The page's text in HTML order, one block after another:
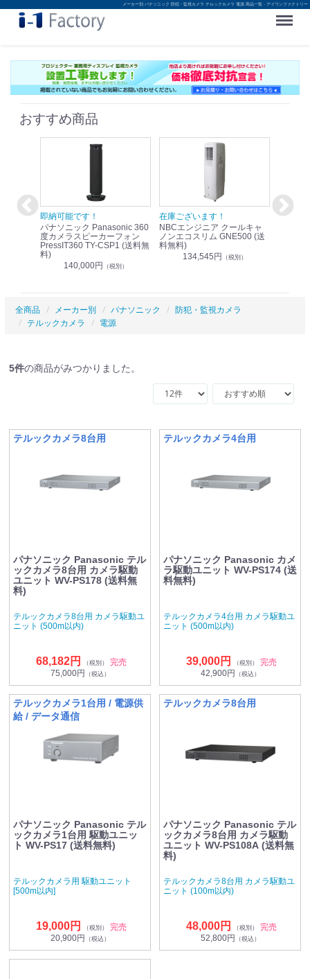
メーカー別 パナソニック 防犯・監視カメラ テルックカメラ 電源 商品一覧 - アイワンファクトリー
Menu
おすすめ商品
即納可能です！
パナソニック Panasonic 360
度カメラスピーカーフォン
PressIT360 TY-CSP1 (送料無
料)
140,000円 （税別）
在庫ございます！
NBCエンジニア クールキャ
ノンエコスリム GNE500 (送
料無料)
134,545円 （税別）
即納可
全商品 メーカー別 パナソニック
防犯・監視カメラ
テルックカメラ
電源
5件の商品がみつかりました。
テルックカメラ8台用
パナソニック Panasonic テル
ックカメラ8台用 カメラ駆動
ユニット WV-PS178 (送料無
料)
テルックカメラ8台用 カメラ駆動ユ
ニット (500m以内)
68,182円 （税別）
完売
75,000円 （税込）
テルックカメラ4台用
パナソニック Panasonic カメ
ラ駆動ユニット WV-PS174 (送
料無料)
テルックカメラ4台用 カメラ駆動ユ
ニット (500m以内)
39,000円 （税別）
完売
42,900円 （税込）
テルックカメラ1台用 / 電源供
給 / データ通信
パナソニック Panasonic テル
ックカメラ1台用 駆動ユニッ
ト WV-PS17 (送料無料)
テルックカメラ用 駆動ユニット
[500m以内]
19,000円 （税別）
完売
20,900円 （税込）
テルックカメラ8台用
パナソニック Panasonic テル
ックカメラ8台用 カメラ駆動
ユニット WV-PS108A (送料無
料)
テルックカメラ8台用 カメラ駆動ユ
ニット (100m以内)
48,000円 （税別）
完売
52,800円 （税込）